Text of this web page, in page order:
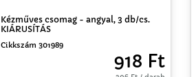
Kézműves csomag - angyal, 3 db/cs.
KIÁRUSÍTÁS
Cikkszám 301989
918 Ft